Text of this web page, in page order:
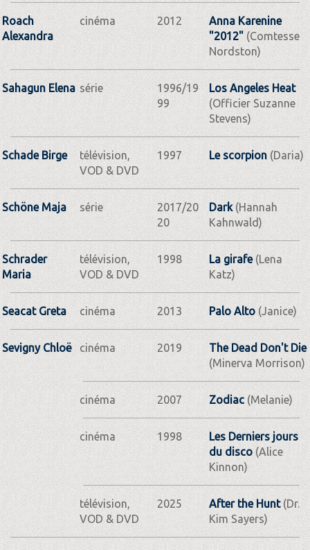
Roach
Alexandra
cinéma 2012
Anna Karenine
"2012"(Comtesse
Nordston)
Sahagun Elena série
1996/19
99
Los Angeles Heat
(Officier Suzanne
Stevens)
Schade Birge
télévision,
VOD & DVD
1997 Le scorpion(Daria)
Schöne Maja série
2017/20
20
Dark(Hannah
Kahnwald)
Schrader
Maria
télévision,
VOD & DVD
1998 La girafe(Lena
Katz)
Seacat Greta cinéma 2013 Palo Alto(Janice)
Sevigny Chloë cinéma 2019
The Dead Don't Die
(Minerva Morrison)
cinéma 2007 Zodiac(Melanie)
cinéma 1998
Les Derniers jours
du disco(Alice
Kinnon)
télévision,
VOD & DVD
2025 After the Hunt(Dr.
Kim Sayers)